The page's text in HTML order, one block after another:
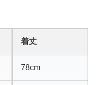
着丈
78cm